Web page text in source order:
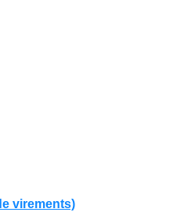
virements)